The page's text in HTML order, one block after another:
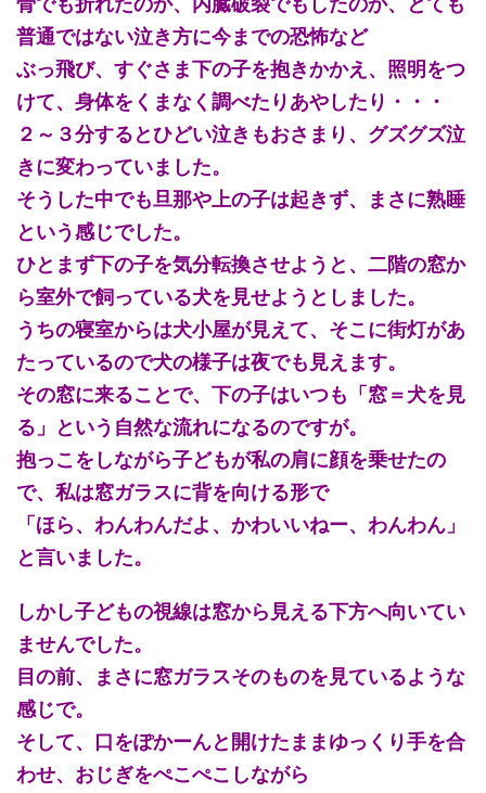
普通ではない泣き方に今までの恐怖など
ぶっ飛び、すぐさま下の子を抱きかかえ、照明をつ
けて、身体をくまなく調べたりあやしたり・・・
２～３分するとひどい泣きもおさまり、グズグズ泣
きに変わっていました。
そうした中でも旦那や上の子は起きず、まさに熟睡
という感じでした。
ひとまず下の子を気分転換させようと、二階の窓か
ら室外で飼っている犬を見せようとしました。
うちの寝室からは犬小屋が見えて、そこに街灯があ
たっているので犬の様子は夜でも見えます。
その窓に来ることで、下の子はいつも「窓＝犬を見
る」という自然な流れになるのですが。
抱っこをしながら子どもが私の肩に顔を乗せたの
で、私は窓ガラスに背を向ける形で
「ほら、わんわんだよ、かわいいねー、わんわん」
と言いました。
しかし子どもの視線は窓から見える下方へ向いてい
ませんでした。
目の前、まさに窓ガラスそのものを見ているような
感じで。
そして、口をぽかーんと開けたままゆっくり手を合
わせ、おじぎをぺこぺこしながら